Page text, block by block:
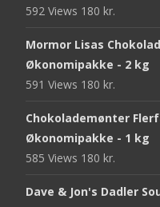
592 Views 180 kr.
Mormor Lisas
Økonomipakke - 2 kg
591 Views 180 kr.
Chokolademønter
Økonomipakke - 1 kg
585 Views 180 kr.
Dave & Jon's Dadler